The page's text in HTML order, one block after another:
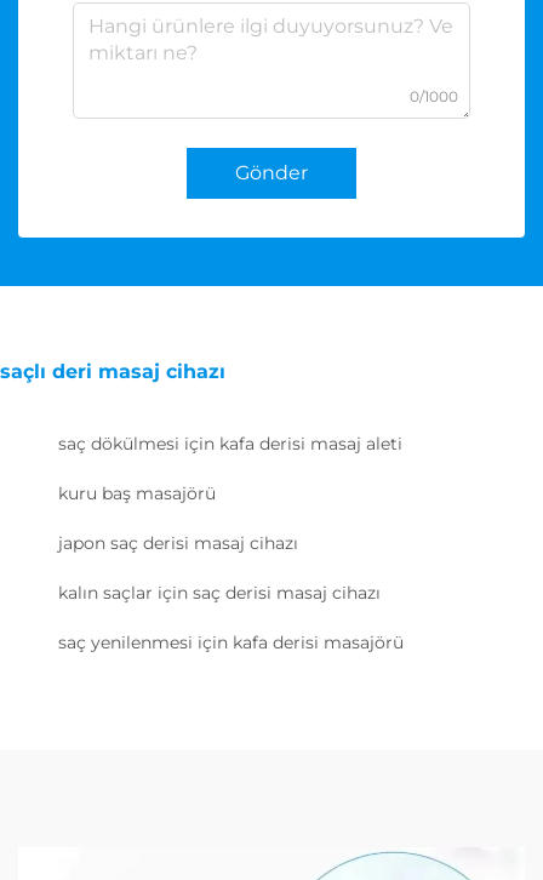
0/1000
Gönder
saçlı deri masaj cihazı
saç dökülmesi için kafa derisi masaj aleti
kuru baş masajörü
japon saç derisi masaj cihazı
kalın saçlar için saç derisi masaj cihazı
saç yenilenmesi için kafa derisi masajörü